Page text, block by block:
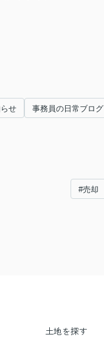
せ 事務員の日常ブログ
#売却
土地を探す